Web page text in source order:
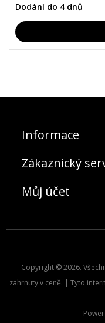
Dodání do 4 dnů
Informace
Zákaznický
Můj účet
Copyright © 2026.
zahrnuty v ceně. | Tyto